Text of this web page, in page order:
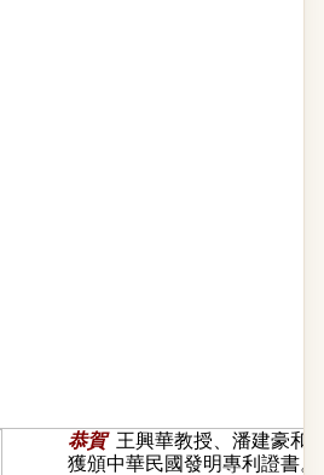
恭賀 王興華教授、潘建豪和
獲頒中華民國發明專利證書。